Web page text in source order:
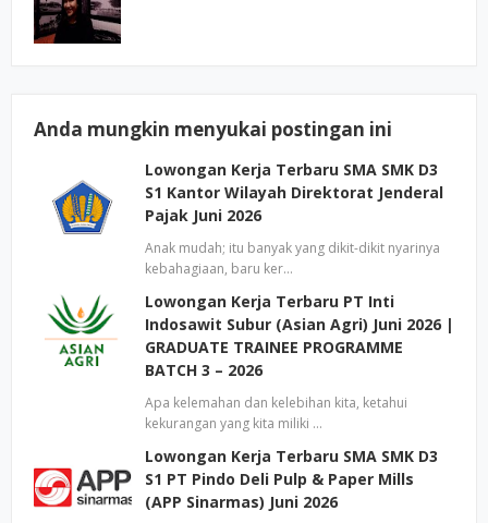
Anda mungkin menyukai postingan ini
Lowongan Kerja Terbaru SMA SMK D3
S1 Kantor Wilayah Direktorat Jenderal
Pajak Juni 2026
Anak mudah; itu banyak yang dikit-dikit nyarinya
kebahagiaan, baru ker…
Lowongan Kerja Terbaru PT Inti
Indosawit Subur (Asian Agri) Juni 2026 |
GRADUATE TRAINEE PROGRAMME
BATCH 3 – 2026
Apa kelemahan dan kelebihan kita, ketahui
kekurangan yang kita miliki …
Lowongan Kerja Terbaru SMA SMK D3
S1 PT Pindo Deli Pulp & Paper Mills
(APP Sinarmas) Juni 2026